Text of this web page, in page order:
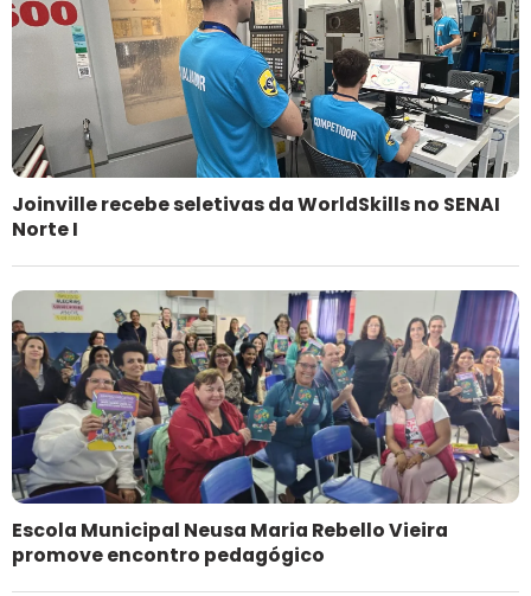
Joinville recebe seletivas da WorldSkills no SENAI
Norte I
Escola Municipal Neusa Maria Rebello Vieira
promove encontro pedagógico